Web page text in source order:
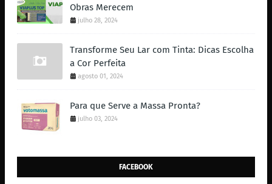
Obras Merecem
julho 28, 2024
Transforme Seu Lar com Tinta: Dicas Escolha
a Cor Perfeita
agosto 01, 2024
Para que Serve a Massa Pronta?
julho 03, 2024
FACEBOOK